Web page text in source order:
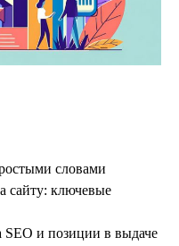
словами
сайту: ключевые
и позиции в выдаче